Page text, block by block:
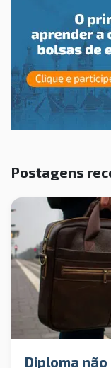
Postagens
Diploma